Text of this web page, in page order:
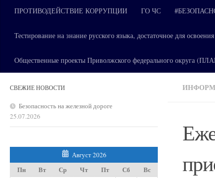
ПРОТИВОДЕЙСТВИЕ КОРРУПЦИИ ГО ЧС
Тестирование на знание русского языка, достаточное для
Общественные проекты Приволжского федерального округа
СВЕЖИЕ НОВОСТИ
Безопасность на железной дороге
25.07.2026
Август 2026
Пн Вт Ср Чт Пт Сб Вс